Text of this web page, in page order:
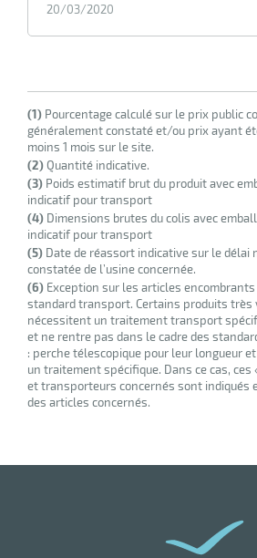
20/03/2020
(1) Pourcentage calculé sur le prix public
généralement constaté et/ou prix ayant
moins 1 mois sur le site.
(2)Quantité indicative.
(3) Poids estimatif brut du produit avec
indicatif pour transport
(4) Dimensions brutes du colis avec
indicatif pour transport
(5) Date de réassort indicative sur le délai
constatée de l’usine concernée.
(6) Exception sur les articles
standard transport. Certains produits très
nécessitent un traitement transport
et ne rentre pas dans le cadre des
: perche télescopique pour leur longueur
un traitement spécifique. Dans ce cas,
et transporteurs concernés sont indiqués
des articles concernés.